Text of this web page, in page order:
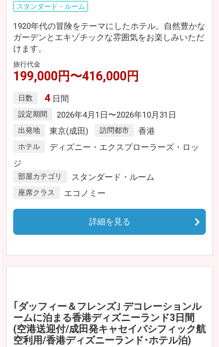
スタンダード・ルーム
1920年代の冒険をテーマにしたホテル。自然豊かな
ガーデンとエキゾチックな雰囲気をお楽しみいただ
けます。
旅行代金
199,000円〜416,000円
日数 4 日間
設定期間 2026年4月1日〜2026年10月31日
出発地 東京(成田) 訪問都市 香港
ホテル
ディズニー・エクスプローラーズ・ロッ
ジ
部屋カテゴリ スタンダード・ルーム
座席クラス エコノミー
詳細を見る
｢ダッフィー＆フレンズ｣ デコレーションル
ームに泊まる香港ディズニーランド3日間
(空港送迎付/成田発キャセイパシフィック航
空利用/香港ディズニーランド･ホテル泊)